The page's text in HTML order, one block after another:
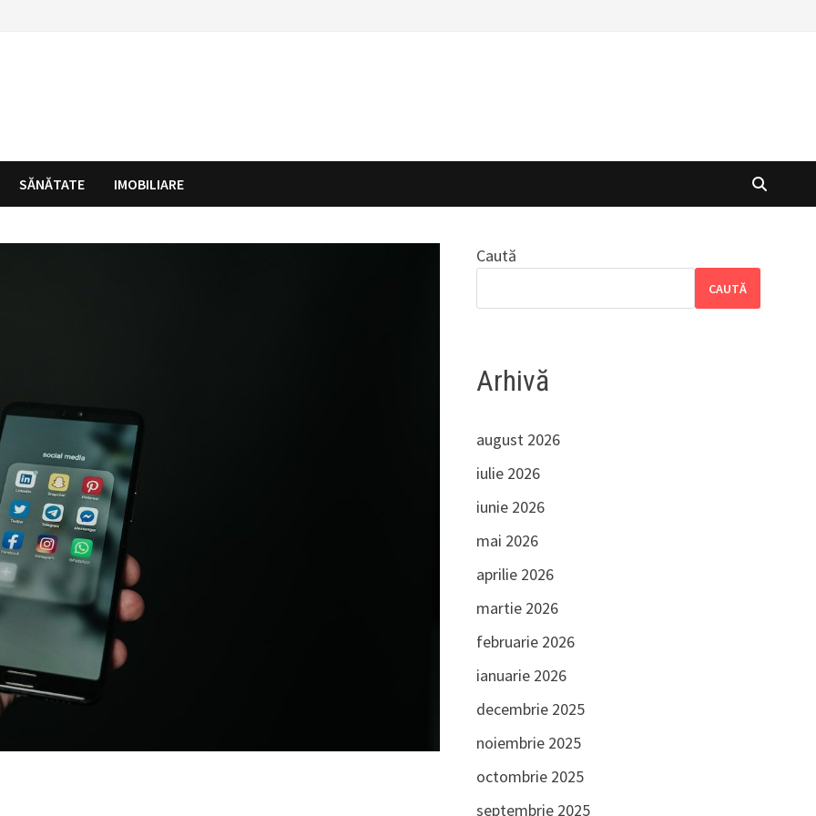
SĂNĂTATE IMOBILIARE
Caută
CAUTĂ
Arhivă
august 2026
iulie 2026
iunie 2026
mai 2026
aprilie 2026
martie 2026
februarie 2026
ianuarie 2026
decembrie 2025
noiembrie 2025
octombrie 2025
septembrie 2025